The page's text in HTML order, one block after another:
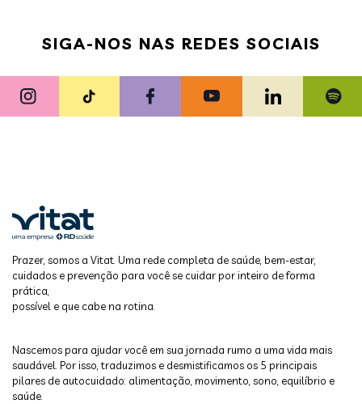
SIGA-NOS NAS REDES SOCIAIS
Prazer, somos a Vitat. Uma rede completa de saúde, bem-estar,
cuidados e prevenção para você se cuidar por inteiro de forma
prática,
possível e que cabe na rotina.
Nascemos para ajudar você em sua jornada rumo a uma vida mais
saudável. Por isso, traduzimos e desmistificamos os 5 principais
pilares de autocuidado: alimentação, movimento, sono, equilíbrio e
saúde.